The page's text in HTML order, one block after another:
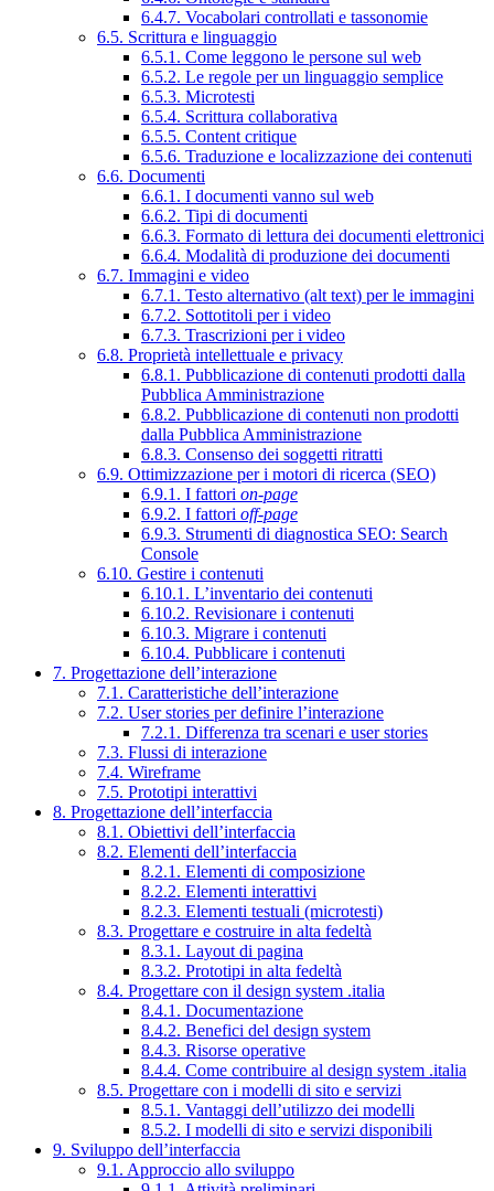
6.4.7. Vocabolari controllati e tassonomie
6.5. Scrittura e linguaggio
6.5.1. Come leggono le persone sul web
6.5.2. Le regole per un linguaggio semplice
6.5.3. Microtesti
6.5.4. Scrittura collaborativa
6.5.5. Content critique
6.5.6. Traduzione e localizzazione dei contenuti
6.6. Documenti
6.6.1. I documenti vanno sul web
6.6.2. Tipi di documenti
6.6.3. Formato di lettura dei documenti elettronici
6.6.4. Modalità di produzione dei documenti
6.7. Immagini e video
6.7.1. Testo alternativo (alt text) per le immagini
6.7.2. Sottotitoli per i video
6.7.3. Trascrizioni per i video
6.8. Proprietà intellettuale e privacy
6.8.1. Pubblicazione di contenuti prodotti dalla
Pubblica Amministrazione
6.8.2. Pubblicazione di contenuti non prodotti
dalla Pubblica Amministrazione
6.8.3. Consenso dei soggetti ritratti
6.9. Ottimizzazione per i motori di ricerca (SEO)
6.9.1. I fattori on-page
6.9.2. I fattori off-page
6.9.3. Strumenti di diagnostica SEO: Search
Console
6.10. Gestire i contenuti
6.10.1. L’inventario dei contenuti
6.10.2. Revisionare i contenuti
6.10.3. Migrare i contenuti
6.10.4. Pubblicare i contenuti
7. Progettazione dell’interazione
7.1. Caratteristiche dell’interazione
7.2. User stories per definire l’interazione
7.2.1. Differenza tra scenari e user stories
7.3. Flussi di interazione
7.4. Wireframe
7.5. Prototipi interattivi
8. Progettazione dell’interfaccia
8.1. Obiettivi dell’interfaccia
8.2. Elementi dell’interfaccia
8.2.1. Elementi di composizione
8.2.2. Elementi interattivi
8.2.3. Elementi testuali (microtesti)
8.3. Progettare e costruire in alta fedeltà
8.3.1. Layout di pagina
8.3.2. Prototipi in alta fedeltà
8.4. Progettare con il design system .italia
8.4.1. Documentazione
8.4.2. Benefici del design system
8.4.3. Risorse operative
8.4.4. Come contribuire al design system .italia
8.5. Progettare con i modelli di sito e servizi
8.5.1. Vantaggi dell’utilizzo dei modelli
8.5.2. I modelli di sito e servizi disponibili
9. Sviluppo dell’interfaccia
9.1. Approccio allo sviluppo